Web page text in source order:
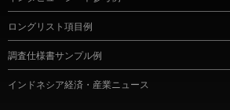
ロングリスト項目例
調査仕様書サンプル例
インドネシア経済・産業ニュース